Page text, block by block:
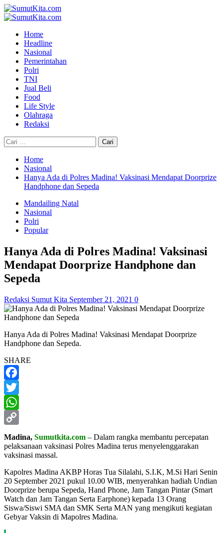
Skip
to
Primary
Home
Headline
Nasional
Pemerintahan
Polri
TNI
Jual Beli
Food
Life Style
Olahraga
Redaksi
Cari
untuk:
Home
Nasional
Hanya Ada di Polres Madina! Vaksinasi Mendapat Doorprize
Handphone dan Sepeda
Mandailing Natal
Nasional
Polri
Popular
Hanya Ada di Polres Madina! Vaksinasi
Mendapat Doorprize Handphone dan
Sepeda
Redaksi Sumut Kita September 21, 2021 0
Hanya Ada di Polres Madina! Vaksinasi Mendapat Doorprize
Handphone dan Sepeda.
SHARE
Facebook
Twitter
WhatsApp
Copy
Link
Madina, Sumutkita.com – Dalam rangka membantu percepatan
pelaksanaan vaksinasi Polres Madina terus menyelenggarakan
vaksinasi massal.
Kapolres Madina AKBP Horas Tua Silalahi, S.I.K, M.Si Hari Senin
20 September 2021 pukul 10.00 WIB, menyerahkan hadiah Undian
Doorprize berupa Sepeda, Hand Phone, Jam Tangan Pintar (Smart
Watch dan Jam Tangan Serta Earphone) kepada 13 Orang
Siswa/Siswi SMA dan SMK Serta MAN yang mengikuti kegiatan
Gebyar Vaksin di Mapolres Madina.